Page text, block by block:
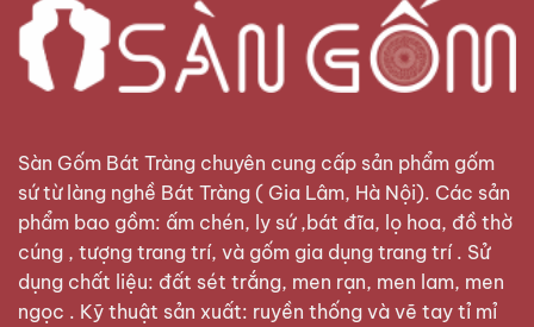
Sàn Gốm Bát Tràng chuyên cung cấp sản phẩm gốm
sứ từ làng nghề Bát Tràng ( Gia Lâm, Hà Nội). Các sản
phẩm bao gồm: ấm chén, ly sứ ,bát đĩa, lọ hoa, đồ thờ
cúng , tượng trang trí, và gốm gia dụng trang trí . Sử
dụng chất liệu: đất sét trắng, men rạn, men lam, men
ngọc . Kỹ thuật sản xuất: ruyền thống và vẽ tay tỉ mỉ